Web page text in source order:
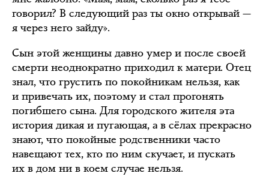
говорил? В следующий раз ты окно открывай —
я через него зайду».
Сын этой женщины давно умер и после своей
смерти неоднократно приходил к матери. Отец
знал, что грустить по покойникам нельзя, как
и привечать их, поэтому и стал прогонять
погибшего сына. Для городского жителя эта
история дикая и пугающая, а в сёлах прекрасно
знают, что покойные родственники часто
навещают тех, кто по ним скучает, и пускать
их в дом ни в коем случае нельзя.